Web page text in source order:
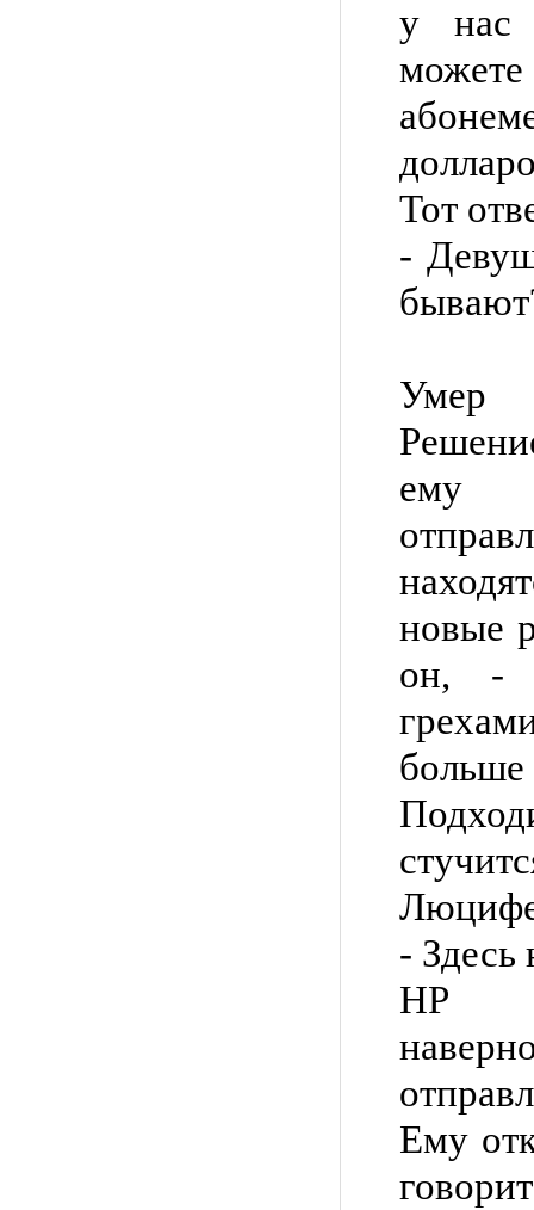
у нас
Тот
-
Умер
ему
новые
он, -
больше
- Здесь
НР
Ему